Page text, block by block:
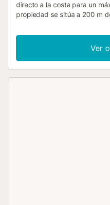
directo a la costa para un
propiedad se sitúa a 200 m
El alojamiento cuenta con
una zona de estar equipada
proporciona una distribución
Encontrará un baño privado
Ver